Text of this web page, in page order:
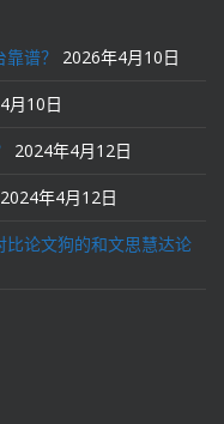
谱？ 2026年4月10日
月10日
2024年4月12日
2024年4月12日
论文狗的和文思慧达论